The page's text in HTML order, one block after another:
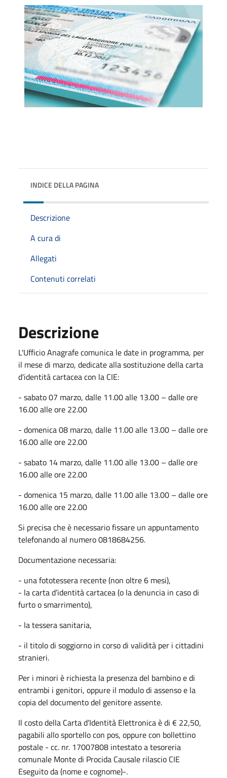
INDICE DELLA PAGINA
Descrizione
A cura di
Allegati
Contenuti correlati
Descrizione
L'Ufficio Anagrafe comunica le date in programma, per
il mese di marzo, dedicate alla sostituzione della carta
d'identità cartacea con la CIE:
- sabato 07 marzo, dalle 11.00 alle 13.00 – dalle ore
16.00 alle ore 22.00
- domenica 08 marzo, dalle 11.00 alle 13.00 – dalle ore
16.00 alle ore 22.00
- sabato 14 marzo, dalle 11.00 alle 13.00 – dalle ore
16.00 alle ore 22.00
- domenica 15 marzo, dalle 11.00 alle 13.00 – dalle ore
16.00 alle ore 22.00
Si precisa che è necessario fissare un appuntamento
telefonando al numero 0818684256.
Documentazione necessaria:
- una fototessera recente (non oltre 6 mesi),
- la carta d’identità cartacea (o la denuncia in caso di
furto o smarrimento),
- la tessera sanitaria,
- il titolo di soggiorno in corso di validità per i cittadini
stranieri.
Per i minori è richiesta la presenza del bambino e di
entrambi i genitori, oppure il modulo di assenso e la
copia del documento del genitore assente.
Il costo della Carta d’Identità Elettronica è di € 22,50,
pagabili allo sportello con pos, oppure con bollettino
postale - cc. nr. 17007808 intestato a tesoreria
comunale Monte di Procida Causale rilascio CIE
Eseguito da (nome e cognome)-.